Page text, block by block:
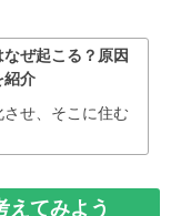
ぜ起こる？原因
紹介
せ、そこに住む
えてみよう